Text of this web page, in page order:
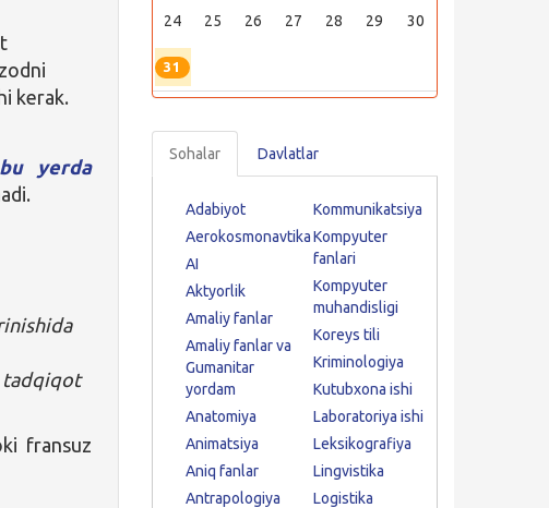
kerak.
bu yerda
tadqiqot
fransuz
24 25 26 27 28 29 30
31
Sohalar Davlatlar
Adabiyot
Aerokosmonavtika
AI
Aktyorlik
Amaliy fanlar
Amaliy fanlar va
Gumanitar
yordam
Anatomiya
Animatsiya
Aniq fanlar
Antrapologiya
Kommunikatsiya
Kompyuter
fanlari
Kompyuter
muhandisligi
Koreys tili
Kriminologiya
Kutubxona ishi
Laboratoriya ishi
Leksikografiya
Lingvistika
Logistika